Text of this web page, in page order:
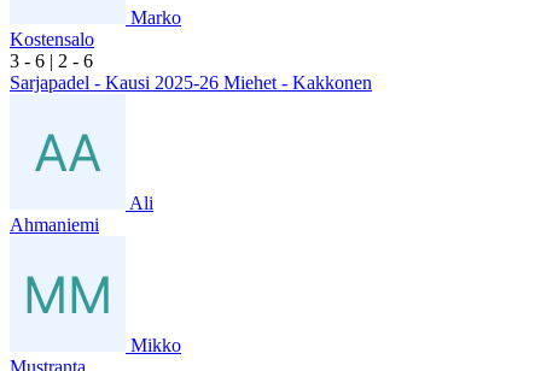
Marko
Kostensalo
3 - 6 | 2 - 6
Sarjapadel - Kausi 2025-26 Miehet - Kakkonen
Ali
Ahmaniemi
Mikko
Mustranta